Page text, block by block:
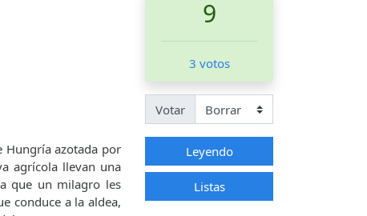
Hungría azotada por
agrícola llevan una
que un milagro les
conduce a la aldea,
9
3 votos
Votar
Leyendo
Listas